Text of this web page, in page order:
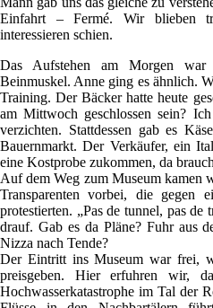
Einfahrt – Fermé. Wir blieben
interessieren schien.
Das Aufstehen am Morgen
Beinmuskel. Anne ging es ähnlich.
Training. Der Bäcker hatte heute
am Mittwoch geschlossen sein?
verzichten. Stattdessen gab es
Bauernmarkt. Der Verkäufer, ein
eine Kostprobe zukommen, da
Auf dem Weg zum Museum kamen
Transparenten vorbei, die gegen
protestierten. „Pas de tunnel, pas de
drauf. Gab es da Pläne? Fuhr aus
Nizza nach Tende?
Der Eintritt ins Museum war frei,
preisgeben. Hier erfuhren wir,
Hochwasserkatastrophe im Tal der